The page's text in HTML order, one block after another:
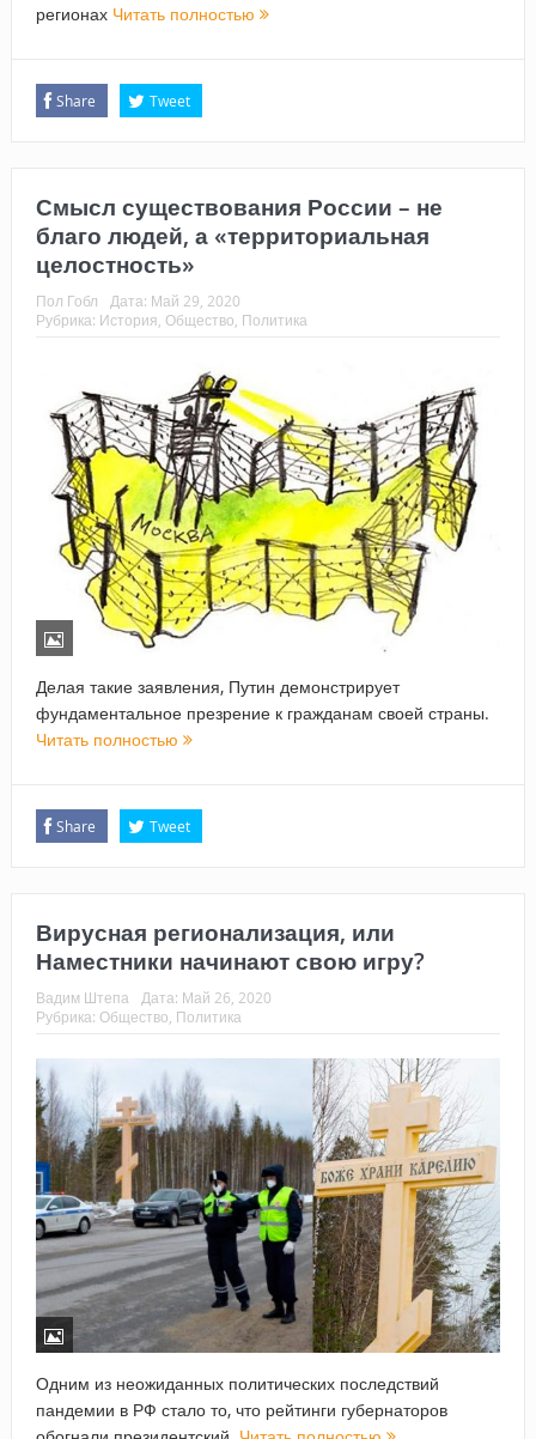
регионах Читать полностью
Share Tweet
Смысл существования России – не
благо людей, а «территориальная
целостность»
Пол Гобл Дата: Май 29, 2020
Рубрика: История, Общество, Политика
Делая такие заявления, Путин демонстрирует
фундаментальное презрение к гражданам своей страны.
Читать полностью
Share Tweet
Вирусная регионализация, или
Наместники начинают свою игру?
Вадим Штепа Дата: Май 26, 2020
Рубрика: Общество, Политика
Одним из неожиданных политических последствий
пандемии в РФ стало то, что рейтинги губернаторов